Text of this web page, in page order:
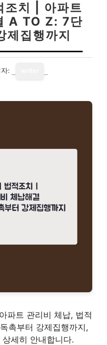
조치 | 아파트
A TO Z: 7단
제집행까지
:
파트 관리비 체납, 법적
촉부터 강제집행까지,
세히 안내합니다.